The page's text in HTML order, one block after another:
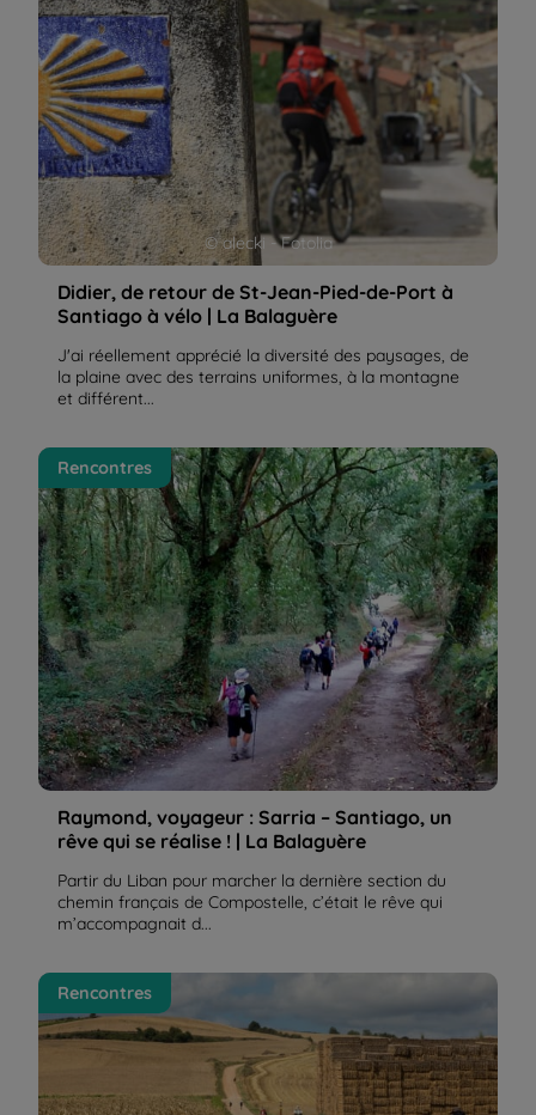
© alecki - Fotolia
Didier, de retour de St-Jean-Pied-de-Port à
Santiago à vélo | La Balaguère
J'ai réellement apprécié la diversité des paysages, de
la plaine avec des terrains uniformes, à la montagne
et différent...
Raymond, voyageur : Sarria – Santiago, un rêve qui
se réalise ! | La Balaguère
Rencontres
Raymond, voyageur : Sarria – Santiago, un
rêve qui se réalise ! | La Balaguère
Partir du Liban pour marcher la dernière section du
chemin français de Compostelle, c’était le rêve qui
m’accompagnait d...
Rencontre avec Jacques, voyageur de retour de
Compostelle à pied-bus | La Balaguère
Rencontres